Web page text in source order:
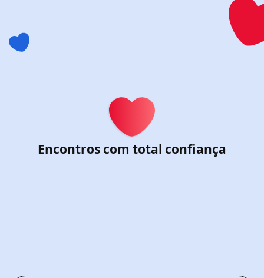
Criar conta no Chat &
Encontros com total confiança